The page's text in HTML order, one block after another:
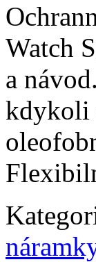
Watch
a
kdykoli